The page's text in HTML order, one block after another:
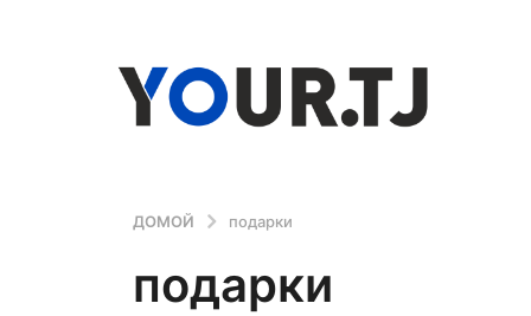
ДОМОЙ подарки
подарки